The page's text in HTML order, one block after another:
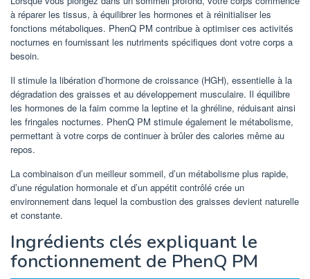
à réparer les tissus, à équilibrer les hormones et à réinitialiser les
fonctions métaboliques. PhenQ PM contribue à optimiser ces activités
nocturnes en fournissant les nutriments spécifiques dont votre corps a
besoin.
Il stimule la libération d’hormone de croissance (HGH), essentielle à la
dégradation des graisses et au développement musculaire. Il équilibre
les hormones de la faim comme la leptine et la ghréline, réduisant ainsi
les fringales nocturnes. PhenQ PM stimule également le métabolisme,
permettant à votre corps de continuer à brûler des calories même au
repos.
La combinaison d’un meilleur sommeil, d’un métabolisme plus rapide,
d’une régulation hormonale et d’un appétit contrôlé crée un
environnement dans lequel la combustion des graisses devient naturelle
et constante.
Ingrédients clés expliquant le
fonctionnement de PhenQ PM